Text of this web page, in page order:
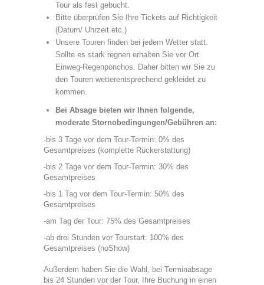
Tour als fest gebucht.
Bitte überprüfen Sie Ihre Tickets auf Richtigkeit
(Datum/ Uhrzeit etc.)
Unsere Touren finden bei jedem Wetter statt.
Sollte es stark regnen erhalten Sie vor Ort
Einweg-Regenponchos. Daher bitten wir Sie zu
den Touren wetterentsprechend gekleidet zu
kommen.
Bei Absage bieten wir Ihnen folgende,
moderate Stornobedingungen/Gebühren an:
-bis 3 Tage vor dem Tour-Termin: 0% des
Gesamtpreises (komplette Rückerstattung)
-bis 2 Tage vor dem Tour-Termin: 30% des
Gesamtpreises
-bis 1 Tag vor dem Tour-Termin: 50% des
Gesamtpreises
-am Tag der Tour: 75% des Gesamtpreises
-ab drei Stunden vor Tourstart: 100% des
Gesamtpreises (noShow)
Außerdem haben Sie die Wahl, bei Terminabsage
bis 24 Stunden vor der Tour, Ihre Buchung in einen